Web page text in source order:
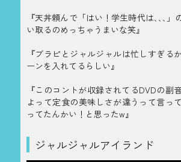
『天丼頼んで「はい！学生時代は､､､」
い取るのめっちゃうまいな笑』
『ブラピとジャルジャルは忙しすぎる
ーンを入れてるらしい』
『このコントが収録されてるDVDの副
よって定食の美味しさが違うって言っ
ってたんかい！と思ったw』
ジャルジャルアイランド